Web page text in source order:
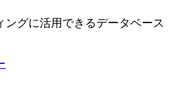
グに活用できるデータベース